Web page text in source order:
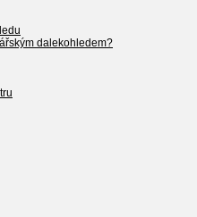
dalekohledem?